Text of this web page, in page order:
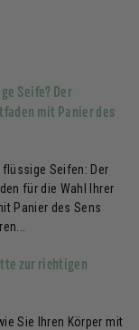
Seife? Der
mit Panier des
flüssige Seifen: Der
für die Wahl Ihrer
Panier des Sens
zur richtigen
Sie Ihren Körper mit